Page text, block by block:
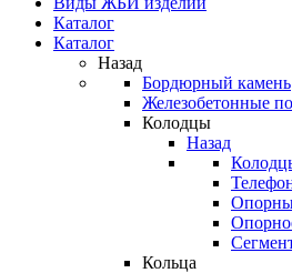
Каталог
Каталог
Назад
Бордюрный камень
Железобетонные
Колодцы
Назад
Кольца